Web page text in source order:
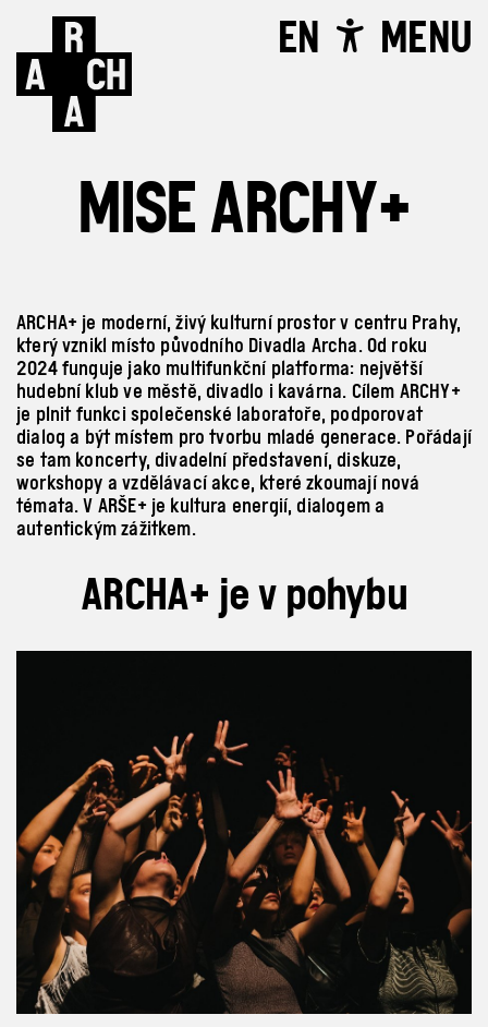
EN MENU
MISE ARCHY+
ARCHA+ je moderní, živý kulturní prostor v centru Prahy,
který vznikl místo původního Divadla Archa. Od roku
2024 funguje jako multifunkční platforma: největší
hudební klub ve městě, divadlo i kavárna. Cílem ARCHY+
je plnit funkci společenské laboratoře, podporovat
dialog a být místem pro tvorbu mladé generace. Pořádají
se tam koncerty, divadelní představení, diskuze,
workshopy a vzdělávací akce, které zkoumají nová
témata. V ARŠE+ je kultura energií, dialogem a
autentickým zážitkem.
ARCHA+ je v pohybu